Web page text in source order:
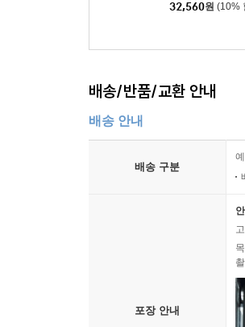
32,560원 (10%
배송/반품/교환 안내
배송 안내
배송 구분
포장 안내